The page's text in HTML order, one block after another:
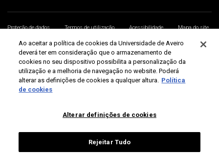
Proteção de dados Termos de utilização Acessibilidade
Mapa do site
Universidade de Aveiro 2026
Ao aceitar a política de cookies da Universidade de Aveiro
deverá ter em consideração que o armazenamento de
cookies no seu dispositivo possibilita a personalização da
utilização e a melhoria de navegação no website. Poderá
alterar as definições de cookies a qualquer altura. Política
de cookies
Alterar definições de cookies
Rejeitar Tudo